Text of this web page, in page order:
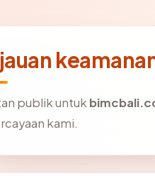
publik untuk
kami.